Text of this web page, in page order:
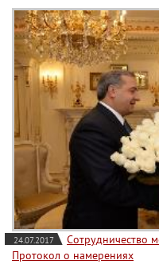
24.07.2017
Сотрудничество
Протокол о намерениях